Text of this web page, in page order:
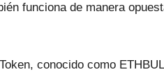
funciona de manera
conocido como